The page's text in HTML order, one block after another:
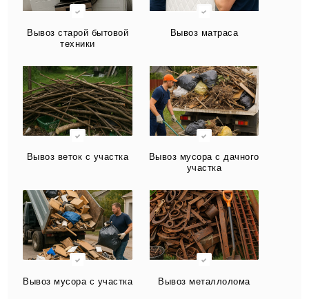
Вывоз старой бытовой
техники
Вывоз матраса
Вывоз веток с участка
Вывоз мусора с дачного
участка
Вывоз мусора с участка Вывоз металлолома